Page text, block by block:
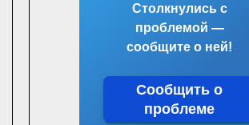
Столкнулись с
проблемой —
сообщите о ней!
Сообщить о
проблеме